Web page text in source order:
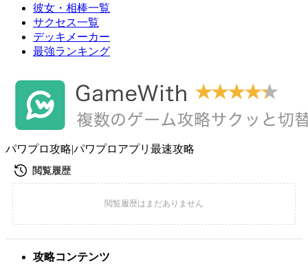
彼女・相棒一覧
サクセス一覧
デッキメーカー
最強ランキング
パワプロ攻略|パワプロアプリ最速攻略
攻略コンテンツ